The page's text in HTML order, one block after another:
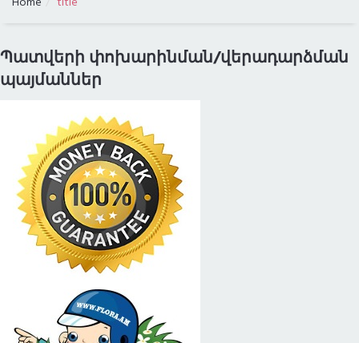
ԲՈԼՈՐ ՔԱՂԱՔՆԵՐԸ
ԱՌԱՔՈՒՄ ԼՈՍ ԱՆՋԵԼԵՍՈՒՄ
Պատվերի փոխարինման/վերադարձման
պայմաններ